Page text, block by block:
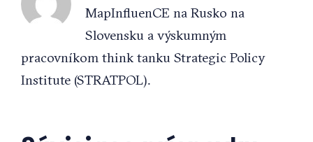
MapInfluenCE na Rusko na
Slovensku a výskumným
pracovníkom think tanku Strategic Policy
Institute (STRATPOL).